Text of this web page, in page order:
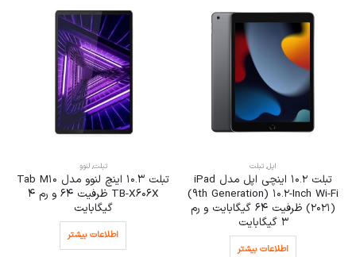
اپل, تبلت
تبلت 10.2 اینچی اپل مدل iPad
(9th Generation) 10.2-Inch Wi-Fi
(2021) ظرفیت 64 گیگابایت و رم
3 گیگابایت
اطلاعات بیشتر
تبلت,لنوو
تبلت 10.3 اینچ لنوو مدل Tab M10
TB-X606X ظرفیت 64 و رم 4
گیگابایت
اطلاعات بیشتر